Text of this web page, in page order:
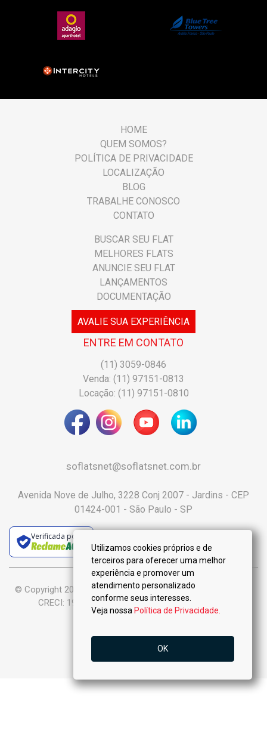
HOME
QUEM SOMOS?
POLÍTICA DE PRIVACIDADE
LOCALIZAÇÃO
BLOG
TRABALHE CONOSCO
CONTATO
BUSCAR SEU FLAT
MELHORES FLATS
ANUNCIE SEU FLAT
LANÇAMENTOS
DOCUMENTAÇÃO
AVALIE SUA EXPERIÊNCIA
ENTRE EM CONTATO
(11) 3059-0846
Venda: (11) 97151-0813
Locação: (11) 97151-0810
soflatsnet@soflatsnet.com.br
Avenida Nove de Julho, 3228 Conj 2007 - Jardins - CEP
01424-001 - São Paulo - SP
Verificada por
© Copyright 2025 :: Só Flats Negócios Imobiliários Ltda-Me ::
CRECI: 19.926-J - Todos os Direitos Reservados.
Utilizamos cookies próprios e de
terceiros para oferecer uma melhor
experiência e promover um
atendimento personalizado
conforme seus interesses.
Veja nossa Política de Privacidade.
OK